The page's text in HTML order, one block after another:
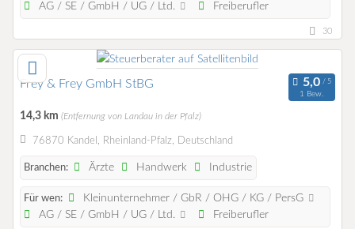
AG / SE / GmbH / UG / Ltd.
Freiberufler
30
Frey & Frey GmbH StBG
1 Bew.
14,3 km (Entfernung von Landau in der Pfalz)
76870 Kandel, Rheinland-Pfalz, Deutschland
Branchen: Ärzte Handwerk Industrie
Für wen:
Kleinunternehmer / GbR / OHG / KG / PersG
AG / SE / GmbH / UG / Ltd.
Freiberufler